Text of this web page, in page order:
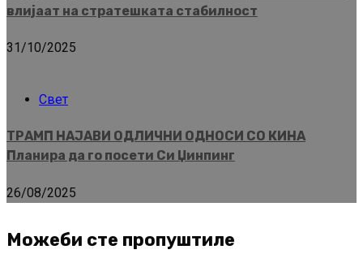
влијаат на стратешката стабилност
31/10/2025
Свет
ТРАМП НАЈАВИ ОДЛИЧНИ ОДНОСИ СО КИНА
Планира да го посети Си Џинпинг
26/08/2025
Можеби сте пропуштиле